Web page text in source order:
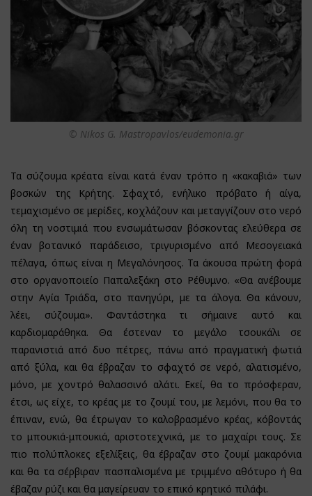
© Nikos G. Mastropavlos/eudemonia.gr
Τα σύζουμα κρέατα είναι κατά έναν τρόπο η «κακαβιά» των
βοσκών της Κρήτης. Σφαχτό, ενήλικο πρόβατο ή αίγα,
τεμαχισμένο σε μερίδες, κοχλάζουν και μεταγγίζουν στο νερό
όλη τη νοστιμιά που ενσωμάτωσαν βόσκοντας ελεύθερα σε
έναν βοτανικό παράδεισο, τριγυρισμένο από Μεσογειακά
πέλαγα, όπως είναι η Μεγαλόνησος. Τα άκουσα πρώτη φορά
στο οργανοποιείο Παπαλεξάκη στο Ρέθυμνο. «Θα ανέβουμε
στην Αγία Τριάδα, στο πανηγύρι, με τα άλογα. Θα κάνουν,
λέει, σύζουμα». Φαντάστηκα τι σήμαινε αυτό και
καρδιομαράθηκα. Θα έστεναν το μεγάλο τσουκάλι σε
παρανιστιά από δυο πέτρες, πάνω από πραγματική φωτιά
από ξύλα, και θα έβραζαν το σφαχτό σε νερό, αλατισμένο,
μόνο, με χοντρό θαλασσινό αλάτι. Εκεί, θα το πρόσφεραν,
έτσι, ως είχε, το κρέας με το ζουμί του, με λεμόνι, που θα το
έπιναν, ενώ, θα έτρωγαν το καλοβρασμένο κρέας, κόβοντάς
το μπουκιά-μπουκιά, αριστοτεχνικά, με το μαχαίρι τους. Σε
πιο πολύπλοκες εξελίξεις, θα έβραζαν στο ζουμί μακαρόνια
και θα τα σέρβιραν πασπαλισμένα με τριμμένο αθότυρο ή θα
έβαζαν ρύζι και θα μαγείρευαν το επικό κρητικό πιλάφι.